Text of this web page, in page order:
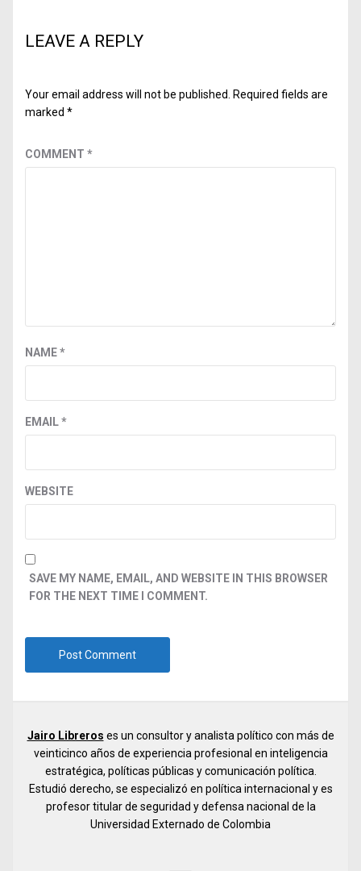
LEAVE A REPLY
Your email address will not be published. Required fields are
marked *
COMMENT *
NAME*
EMAIL*
WEBSITE
SAVE MY NAME, EMAIL, AND WEBSITE IN THIS BROWSER
FOR THE NEXT TIME I COMMENT.
Jairo Libreros es un consultor y analista político con más de
veinticinco años de experiencia profesional en inteligencia
estratégica, políticas públicas y comunicación política.
Estudió derecho, se especializó en política internacional y es
profesor titular de seguridad y defensa nacional de la
Universidad Externado de Colombia